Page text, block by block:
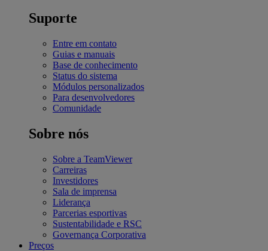
Suporte
Entre em contato
Guias e manuais
Base de conhecimento
Status do sistema
Módulos personalizados
Para desenvolvedores
Comunidade
Sobre nós
Sobre a TeamViewer
Carreiras
Investidores
Sala de imprensa
Liderança
Parcerias esportivas
Sustentabilidade e RSC
Governança Corporativa
Preços